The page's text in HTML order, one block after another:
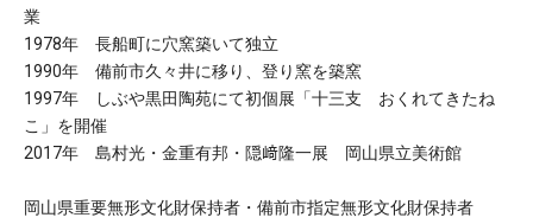
業
1978年 長船町に穴窯築いて独立
1990年 備前市久々井に移り、登り窯を築窯
1997年 しぶや黒田陶苑にて初個展「十三支 おくれてきたね
こ」を開催
2017年 島村光・金重有邦・隠﨑隆一展 岡山県立美術館
岡山県重要無形文化財保持者・備前市指定無形文化財保持者